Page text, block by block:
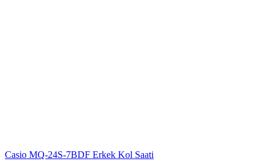
Casio MQ-24S-7BDF Erkek Kol Saati